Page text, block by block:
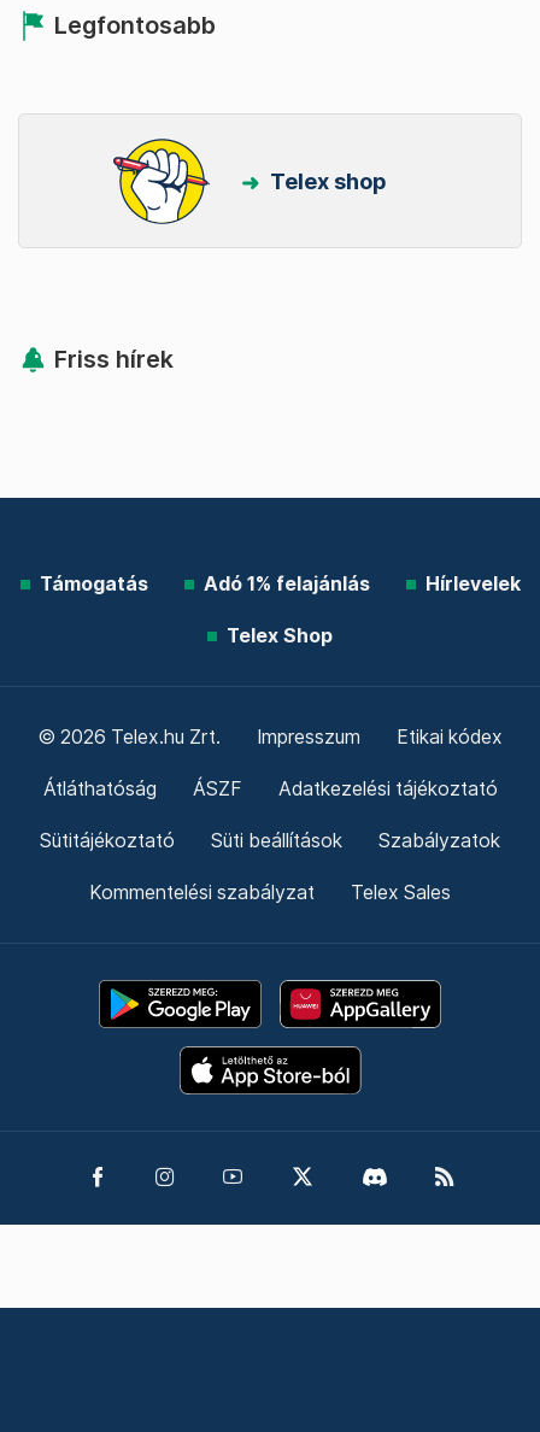
Legfontosabb
Telex shop
Friss hírek
Támogatás Adó 1% felajánlás Hírlevelek
Telex Shop
© 2026 Telex.hu Zrt. Impresszum Etikai kódex
Átláthatóság ÁSZF Adatkezelési tájékoztató
Sütitájékoztató Süti beállítások Szabályzatok
Kommentelési szabályzat Telex Sales